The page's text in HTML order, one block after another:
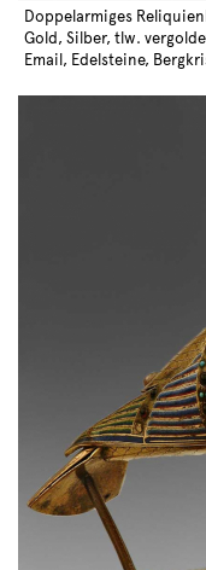
Doppelarmiges
Gold, Silber, tlw.
Email, Edelsteine,